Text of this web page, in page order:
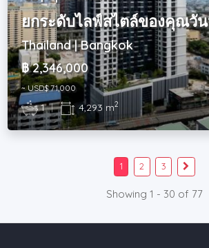
ยกระดับไลฟ์สไตล์ของคุณวั
Thailand | Bangkok
฿ 2,346,000
~ USD$ 71,000
1 | 4,293 m2
1 2 3
Showing 1 - 30 of 77